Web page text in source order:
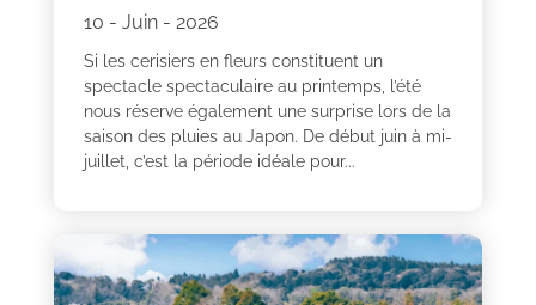
10 - Juin - 2026
Si les cerisiers en fleurs constituent un
spectacle spectaculaire au printemps, l’été
nous réserve également une surprise lors de la
saison des pluies au Japon. De début juin à mi-
juillet, c’est la période idéale pour...